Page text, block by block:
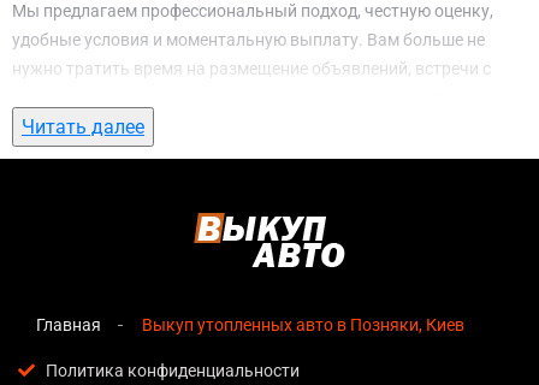
Мы предлагаем профессиональный подход, честную оценку,
удобные условия и моментальную выплату. Вам больше не
нужно тратить время на размещение объявлений, встречи с
ожидание. С нами вы можете
Позняки, Киеввсего за 1 день.
утопленных авто в Позняки, Киев
озвучивается сразу после обращения, без скрытых
Прозрачные условия— все этапы сделки полностью
Читать далее
Главная Выкуп утопленных авто в Позняки, Киев
Политика конфиденциальности